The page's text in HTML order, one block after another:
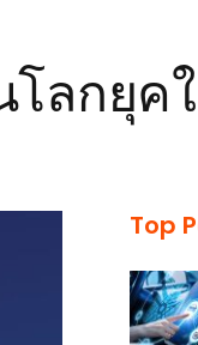
โลกยุค
Top